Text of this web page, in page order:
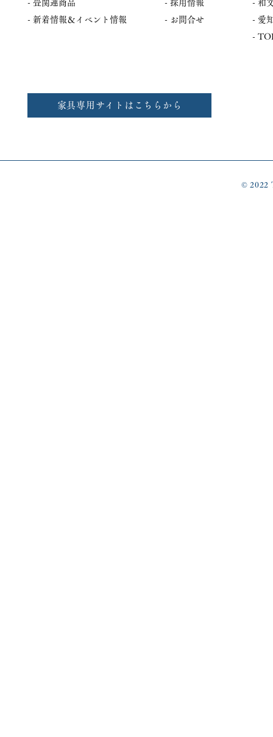
南高田2-8-7） 📅日時 2026年8
月20日（木） 10：00～14：00
了】 ご来場
した 展示会
- 畳関連商品
​- 新着情報＆イベント情報
- 採用情報
- お問合せ
​- 和
​- 愛
​-
家具専用サイトはこちらから
© 2022